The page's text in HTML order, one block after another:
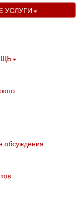
УСЛУГИ
обсуждения